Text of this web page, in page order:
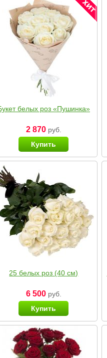
белых роз «Пушинка»
2 870руб.
Купить
25 белых роз (40 см)
6 500руб.
Купить